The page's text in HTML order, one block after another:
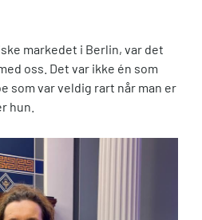
markedet i Berlin, var det
oss. Det var ikke én som
som var veldig rart når man er
hun.